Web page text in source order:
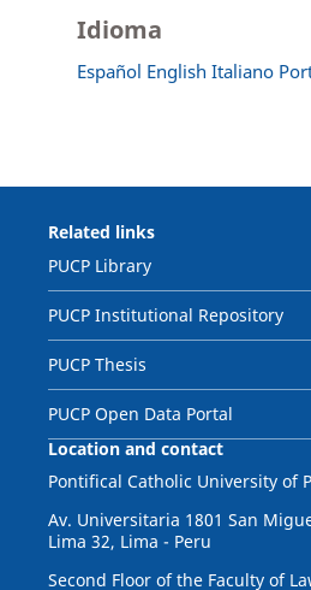
Idioma
Español English Italiano
Related links
PUCP Library
PUCP Institutional Repository
PUCP Thesis
PUCP Open Data Portal
Location and contact
Pontifical Catholic University of
Av. Universitaria 1801 San
Lima 32, Lima - Peru
Second Floor of the Faculty of